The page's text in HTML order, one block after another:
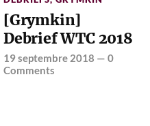
[Grymkin]
Debrief WTC 2018
19 septembre 2018 —0
Comments